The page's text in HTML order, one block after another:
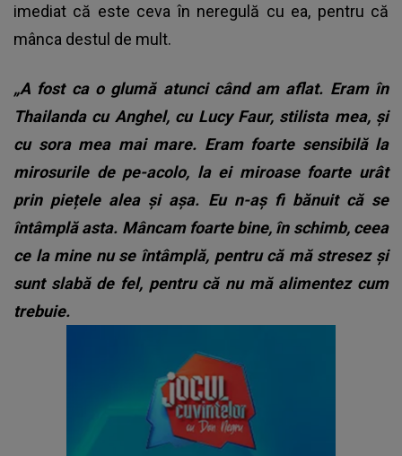
imediat că este ceva în neregulă cu ea, pentru că
mânca destul de mult.
„A fost ca o glumă atunci când am aflat. Eram în
Thailanda cu Anghel, cu Lucy Faur, stilista mea, și
cu sora mea mai mare. Eram foarte sensibilă la
mirosurile de pe-acolo, la ei miroase foarte urât
prin piețele alea și așa. Eu n-aș fi bănuit că se
întâmplă asta. Mâncam foarte bine, în schimb, ceea
ce la mine nu se întâmplă, pentru că mă stresez și
sunt slabă de fel, pentru că nu mă alimentez cum
trebuie.